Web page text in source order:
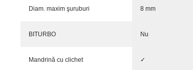
Diam. maxim şuruburi 8 mm
BITURBO Nu
Mandrină cu clichet ✓